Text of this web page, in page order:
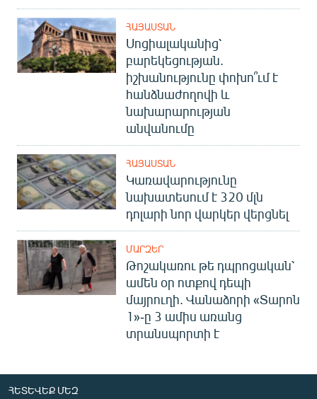
ՀԱՅԱՍՏԱՆ
Սոցիալականից՝
բարեկեցության.
իշխանությունը փոխո՞ւմ է
հանձնաժողովի և
նախարարության
անվանումը
ՀԱՅԱՍՏԱՆ
Կառավարությունը
նախատեսում է 320 մլն
դոլարի նոր վարկեր վերցնել
ՄԱՐԶԵՐ
Թոշակառու թե դպրոցական՝
ամեն օր ոտքով դեպի
մայրուղի. Վանաձորի «Տարոն
1»-ը 3 ամիս առանց
տրանսպորտի է
ՀԵՏԵՎԵՔ ՄԵԶ